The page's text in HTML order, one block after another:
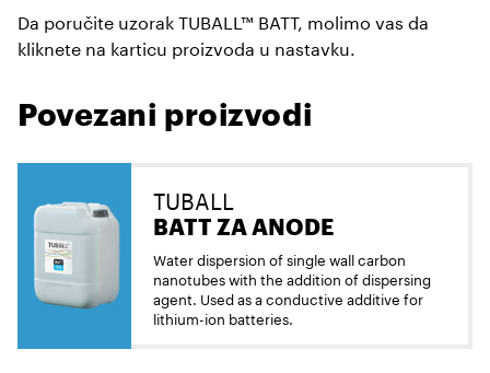
Da poručite uzorak TUBALL™ BATT, molimo vas da
kliknete na karticu proizvoda u nastavku.
Povezani proizvodi
TUBALL
BATT ZA ANODE
Water dispersion of single wall carbon
nanotubes with the addition of dispersing
agent. Used as a conductive additive for
lithium-ion batteries.